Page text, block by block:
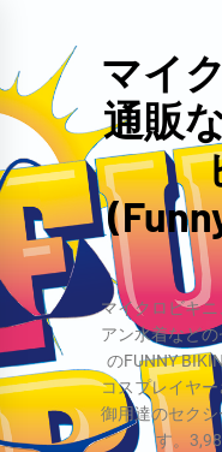
テ
ン
ツ
へ
ッ
プ
マイ
通販
マイクロビキ
アン水着など
のFUNNY
コスプレイヤ
御用達のセク
す。